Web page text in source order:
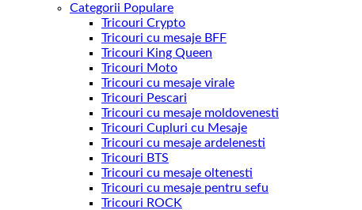
Categorii Populare
Tricouri Crypto
Tricouri cu mesaje BFF
Tricouri King Queen
Tricouri Moto
Tricouri cu mesaje virale
Tricouri Pescari
Tricouri cu mesaje moldovenesti
Tricouri Cupluri cu Mesaje
Tricouri cu mesaje ardelenesti
Tricouri BTS
Tricouri cu mesaje oltenesti
Tricouri cu mesaje pentru sefu
Tricouri ROCK